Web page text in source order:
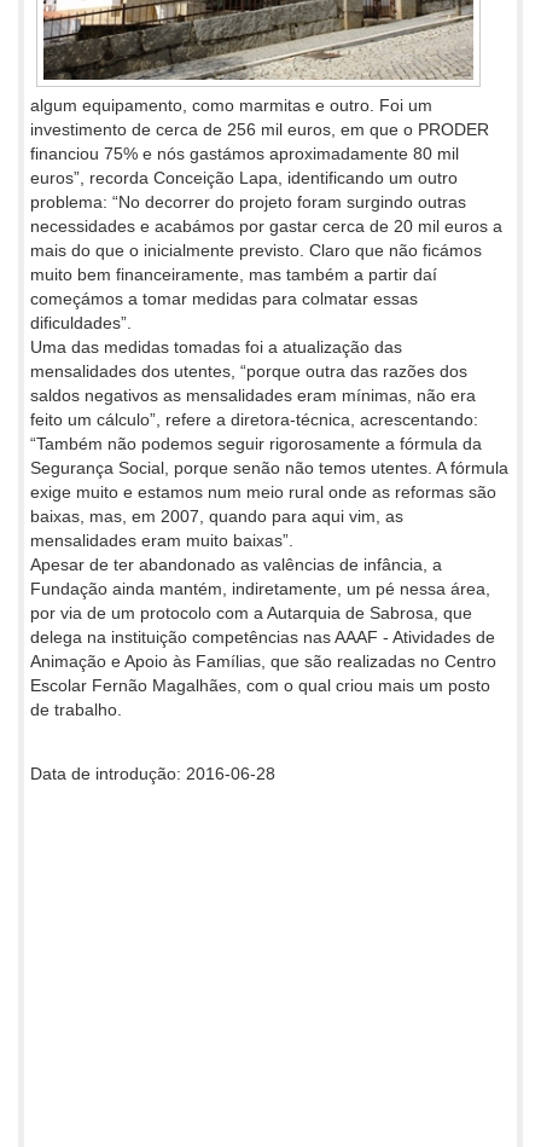
algum equipamento, como marmitas e outro. Foi um
investimento de cerca de 256 mil euros, em que o PRODER
financiou 75% e nós gastámos aproximadamente 80 mil
euros”, recorda Conceição Lapa, identificando um outro
problema: “No decorrer do projeto foram surgindo outras
necessidades e acabámos por gastar cerca de 20 mil euros a
mais do que o inicialmente previsto. Claro que não ficámos
muito bem financeiramente, mas também a partir daí
começámos a tomar medidas para colmatar essas
dificuldades”.
Uma das medidas tomadas foi a atualização das
mensalidades dos utentes, “porque outra das razões dos
saldos negativos as mensalidades eram mínimas, não era
feito um cálculo”, refere a diretora-técnica, acrescentando:
“Também não podemos seguir rigorosamente a fórmula da
Segurança Social, porque senão não temos utentes. A fórmula
exige muito e estamos num meio rural onde as reformas são
baixas, mas, em 2007, quando para aqui vim, as
mensalidades eram muito baixas”.
Apesar de ter abandonado as valências de infância, a
Fundação ainda mantém, indiretamente, um pé nessa área,
por via de um protocolo com a Autarquia de Sabrosa, que
delega na instituição competências nas AAAF - Atividades de
Animação e Apoio às Famílias, que são realizadas no Centro
Escolar Fernão Magalhães, com o qual criou mais um posto
de trabalho.
Data de introdução: 2016-06-28